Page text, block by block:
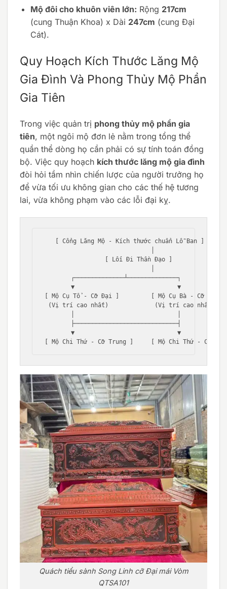
Mộ đôi cho khuôn viên lớn: Rộng 217cm
(cung Thuận Khoa) x Dài 247cm (cung Đại
Cát).
Quy Hoạch Kích Thước Lăng Mộ
Gia Đình Và Phong Thủy Mộ Phần
Gia Tiên
Trong việc quản trị phong thủy mộ phần gia
tiên, một ngôi mộ đơn lẻ nằm trong tổng thể
quần thể dòng họ cần phải có sự tính toán đồng
bộ. Việc quy hoạch kích thước lăng mộ gia đình
đòi hỏi tầm nhìn chiến lược của người trưởng họ
để vừa tối ưu không gian cho các thế hệ tương
lai, vừa không phạm vào các lỗi đại kỵ.
   [ Cổng Lăng Mộ - Kích thước chuẩn Lỗ Ban ]
              [ Lối Đi Thần Đạo ]
       ┌──────────────┴──────────────┐
       ▼                             ▼
[ Mộ Cụ Tổ - Cỡ Đại ]         [ Mộ Cụ Bà - Cỡ Đại ]
(Vị trí cao nhất)             (Vị trí cao nhất)
       ├─────────────────────────────┤
       ▼                             ▼
Quách tiểu sành Song Linh cỡ Đại mái Vòm
QTSA101